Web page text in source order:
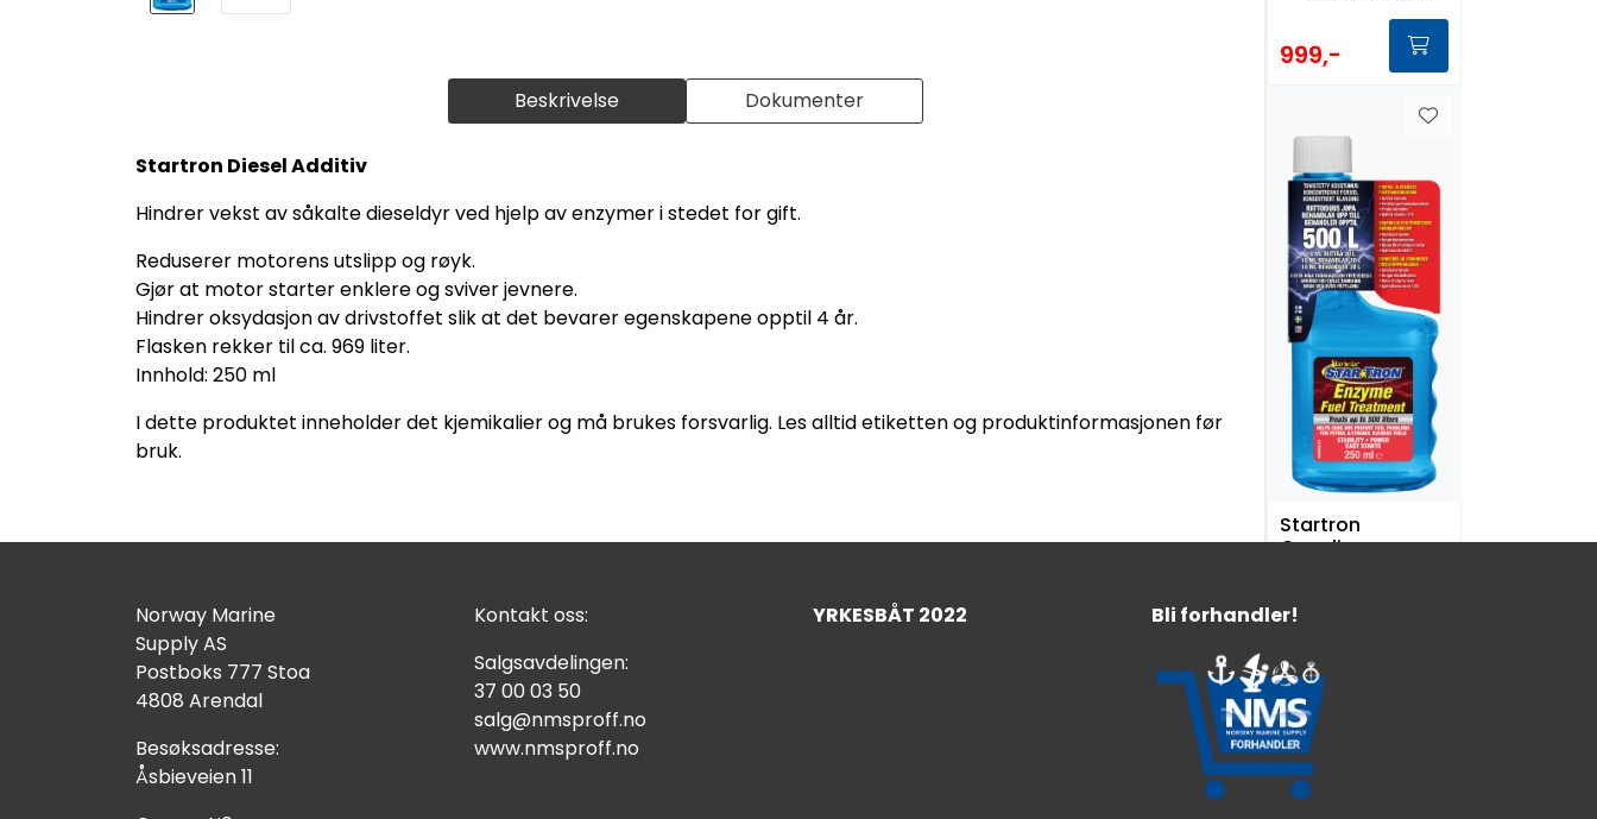
Beskrivelse Dokumenter
Startron Diesel Additiv
Hindrer vekst av såkalte dieseldyr ved hjelp av enzymer i stedet for gift.
Reduserer motorens utslipp og røyk.
Gjør at motor starter enklere og sviver jevnere.
Hindrer oksydasjon av drivstoffet slik at det bevarer egenskapene opptil 4 år.
Flasken rekker til ca. 969 liter.
Innhold: 250 ml
I dette produktet inneholder det kjemikalier og må brukes forsvarlig. Les alltid etiketten og produktinformasjonen før
bruk.
999,-
Startron
Gasoline
319,-
Norway Marine
Supply AS
Postboks 777 Stoa
4808 Arendal
Besøksadresse:
Åsbieveien 11
Kontakt oss:
Salgsavdelingen:
37 00 03 50
salg@nmsproff.no
www.nmsproff.no
YRKESBÅT 2022 Bli forhandler!